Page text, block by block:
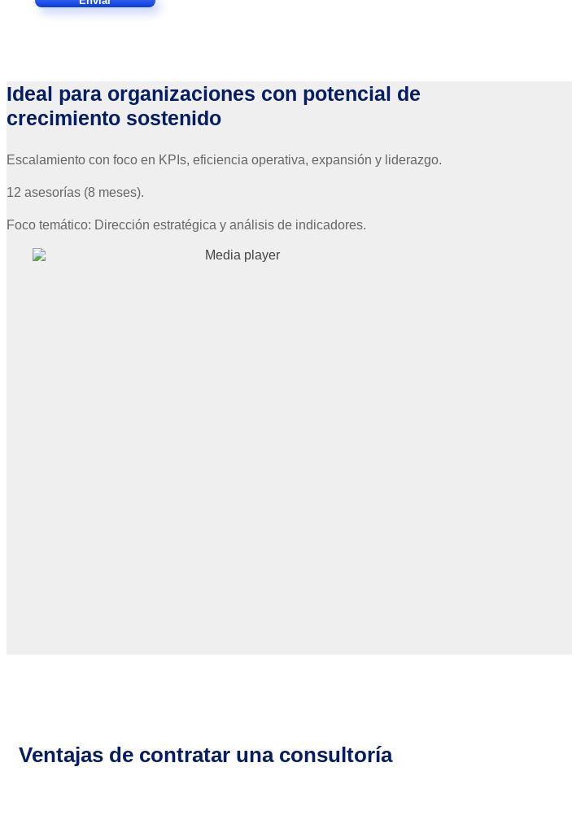
Ideal para organizaciones con potencial de
crecimiento sostenido
Escalamiento con foco en KPIs, eficiencia operativa, expansión y liderazgo.
12 asesorías (8 meses).
Foco temático: Dirección estratégica y análisis de indicadores.
Ventajas de contratar una consultoría